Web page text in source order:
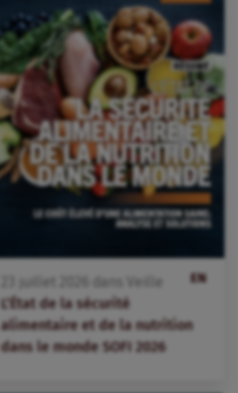
EN
juillet dans
Veille
L’État de la sécurité
alimentaire et de la nutrition
dans le monde SOFI 2026